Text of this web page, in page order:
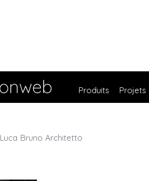
Produits Projets
Luca Bruno Architetto